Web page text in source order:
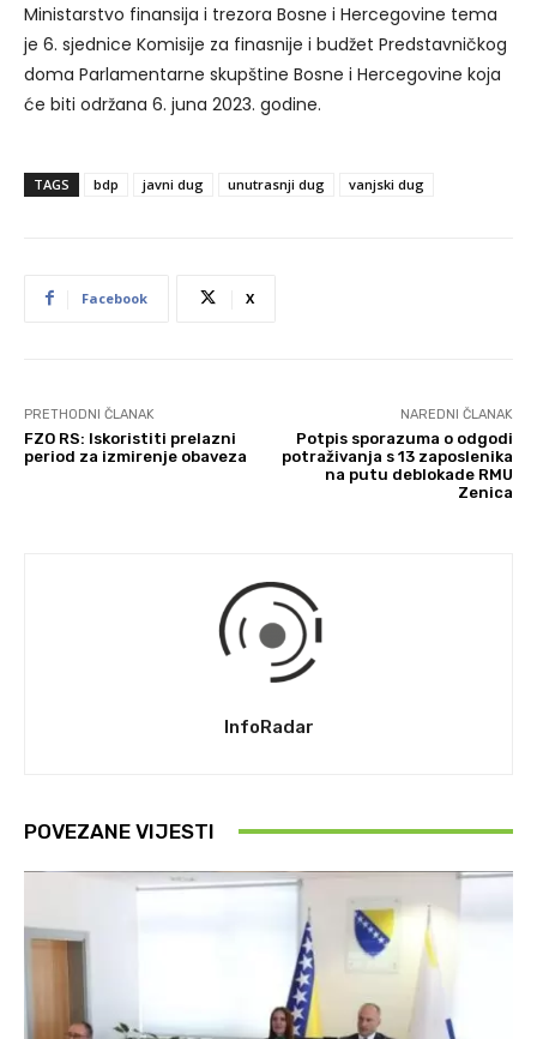
Ministarstvo finansija i trezora Bosne i Hercegovine tema
je 6. sjednice Komisije za finasnije i budžet Predstavničkog
doma Parlamentarne skupštine Bosne i Hercegovine koja
će biti održana 6. juna 2023. godine.
TAGS bdp javni dug unutrasnji dug vanjski dug
Facebook X
PRETHODNI ČLANAK
FZO RS: Iskoristiti prelazni
period za izmirenje obaveza
NAREDNI ČLANAK
Potpis sporazuma o odgodi
potraživanja s 13 zaposlenika
na putu deblokade RMU
Zenica
InfoRadar
POVEZANE VIJESTI